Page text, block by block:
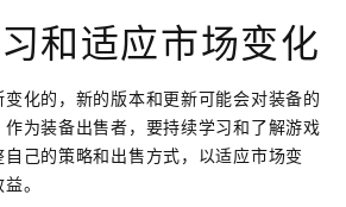
和适应市场变化
化的，新的版本和更新可能会对装备的
为装备出售者，要持续学习和了解游戏
己的策略和出售方式，以适应市场变
。